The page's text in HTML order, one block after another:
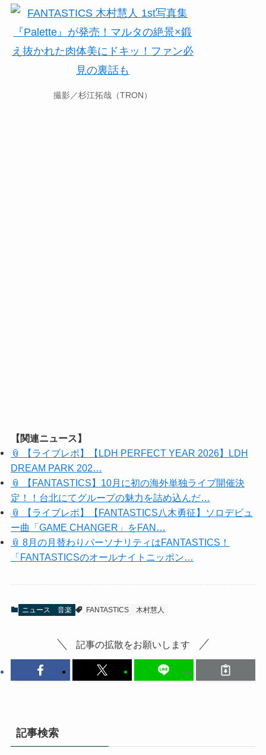
撮影／杉江拓哉（TRON）
【関連ニュース】
📎 【ライブレポ】【LDH PERFECT YEAR 2026】LDH
DREAM PARK 202…
📎 【FANTASTICS】10月に初の海外単独ライブ開催決
定！！台北にてグループの魅力を詰め込んだ…
📎 【ライブレポ】【FANTASTICS八木勇征】ソロデビュ
ー曲「GAME CHANGER」をFAN…
📎 8月の月替わりパーソナリティはFANTASTICS！
「FANTASTICSのオールナイトニッポン…
ニュース 音楽 FANTASTICS 木村慧人
記事の拡散をお願いします
記事検索